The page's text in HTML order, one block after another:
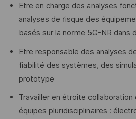
Etre en charge des analyses
analyses de risque des
basés sur la norme 5G-NR dans
Etre responsable des analyses
fiabilité des systèmes, des
prototype
Travailler en étroite
équipes pluridisciplinaires :